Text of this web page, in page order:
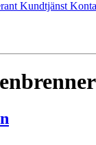
Kundtjänst